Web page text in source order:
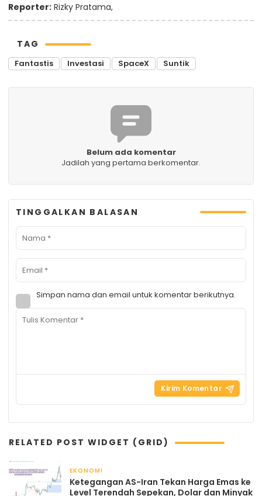
Reporter: Rizky Pratama,
TAG
Fantastis Investasi SpaceX Suntik
Belum ada komentar
Jadilah yang pertama berkomentar.
TINGGALKAN BALASAN
Simpan nama dan email untuk komentar berikutnya.
RELATED POST WIDGET (GRID)
EKONOMI
Ketegangan AS-Iran Tekan Harga Emas ke
Level Terendah Sepekan, Dolar dan Minyak